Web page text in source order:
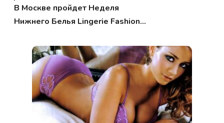
В Москве пройдет Неделя
Нижнего Белья Lingerie Fashion